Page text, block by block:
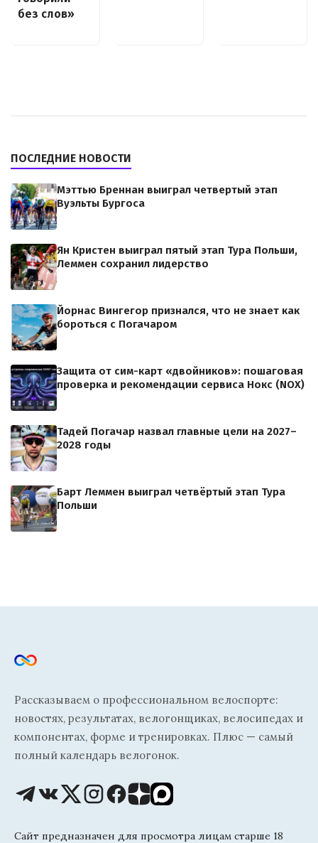
без слов»
ПОСЛЕДНИЕ НОВОСТИ
Мэттью Бреннан выиграл четвертый этап
Вуэльты Бургоса
Ян Кристен выиграл пятый этап Тура Польши,
Леммен сохранил лидерство
Йорнас Вингегор признался, что не знает как
бороться с Погачаром
Защита от сим-карт «двойников»: пошаговая
проверка и рекомендации сервиса Нокс (NOX)
Тадей Погачар назвал главные цели на 2027–
2028 годы
Барт Леммен выиграл четвёртый этап Тура
Польши
Рассказываем о профессиональном велоспорте:
новостях, результатах, велогонщиках, велосипедах и
компонентах, форме и тренировках. Плюс — самый
полный календарь велогонок.
Сайт предназначен для просмотра лицам старше 18